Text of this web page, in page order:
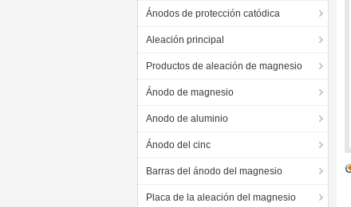
Ánodos de protección catódica
Aleación principal
Productos de aleación de magnesio
Ánodo de magnesio
Anodo de aluminio
Ánodo del cinc
Barras del ánodo del magnesio
Placa de la aleación del magnesio